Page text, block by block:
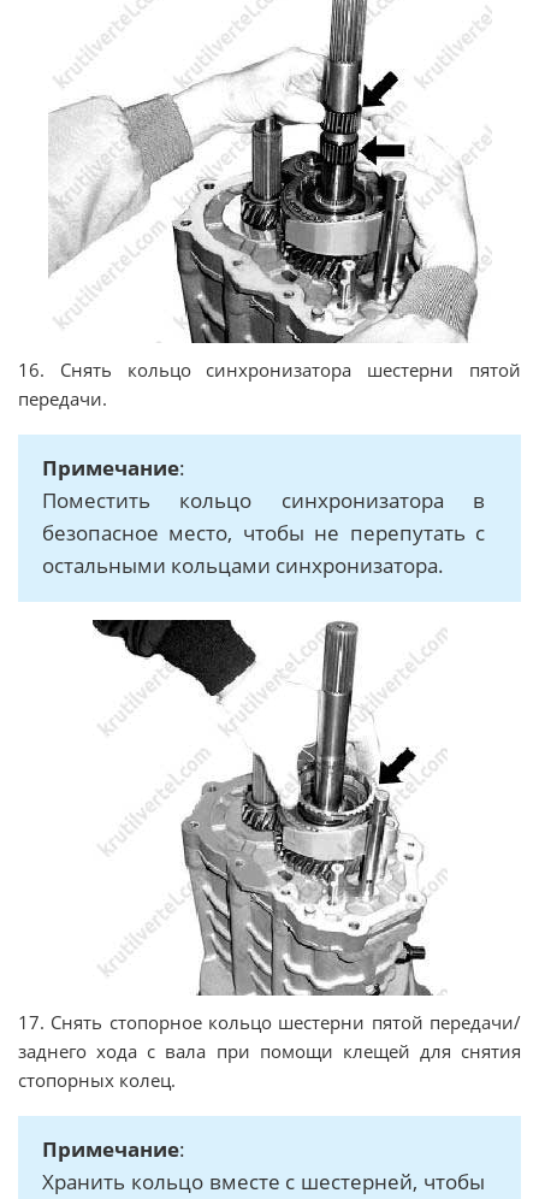
16. Снять кольцо синхронизатора шестерни пятой
передачи.
Примечание:
Поместить кольцо синхронизатора в
безопасное место, чтобы не перепутать с
остальными кольцами синхронизатора.
17. Снять стопорное кольцо шестерни пятой передачи/
заднего хода с вала при помощи клещей для снятия
стопорных колец.
Примечание:
Хранить кольцо вместе с шестерней, чтобы